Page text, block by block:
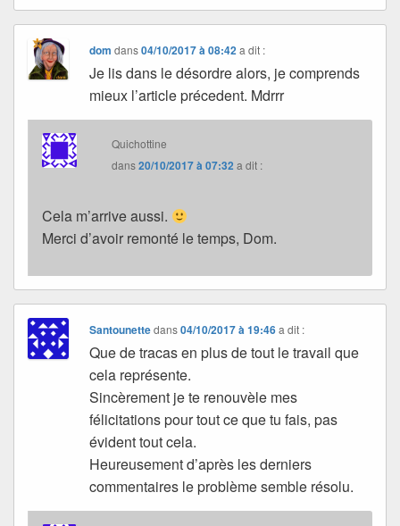
dom dans04/10/2017 à 08:42 a dit :
Je lis dans le désordre alors, je comprends
mieux l’article précedent. Mdrrr
Quichottine
dans20/10/2017 à 07:32 a dit :
Cela m’arrive aussi.
Merci d’avoir remonté le temps, Dom.
Santounettedans04/10/2017 à 19:46 a dit :
Que de tracas en plus de tout le travail que
cela représente.
Sincèrement je te renouvèle mes
félicitations pour tout ce que tu fais, pas
évident tout cela.
Heureusement d’après les derniers
commentaires le problème semble résolu.